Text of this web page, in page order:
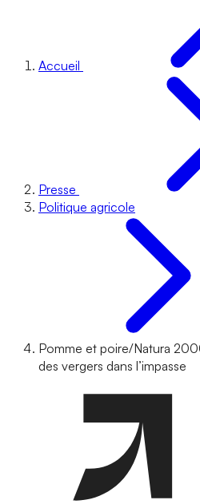
Accueil
Presse
Politique agricole
Pomme et poire/Natura
des vergers dans l’impasse